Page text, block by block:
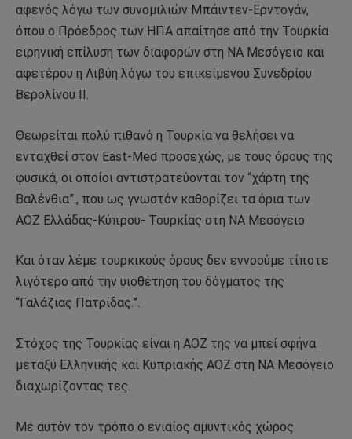
αφενός λόγω των συνομιλιών Μπάιντεν-Ερντογάν,
όπου ο Πρόεδρος των ΗΠΑ απαίτησε από την Τουρκία
ειρηνική επίλυση των διαφορών στη ΝΑ Μεσόγειο και
αφετέρου η Λιβύη λόγω του επικείμενου Συνεδρίου
Βερολίνου ΙΙ.
Θεωρείται πολύ πιθανό η Τουρκία να θελήσει να
ενταχθεί στον East-Med προσεχώς, με τους όρους της
φυσικά, οι οποίοι αντιστρατεύονται τον “χάρτη της
Βαλένθια”., που ως γνωστόν καθορίζει τα όρια των
ΑΟΖ Ελλάδας-Κύπρου- Τουρκίας στη ΝΑ Μεσόγειο.
Και όταν λέμε τουρκικούς όρους δεν εννοούμε τίποτε
λιγότερο από την υιοθέτηση του δόγματος της
“Γαλάζιας Πατρίδας.”.
Στόχος της Τουρκίας είναι η ΑΟΖ της να μπεί σφήνα
μεταξύ Ελληνικής και Κυπριακής ΑΟΖ στη ΝΑ Μεσόγειο
διαχωρίζοντας τες.
Με αυτόν τον τρόπο ο ενιαίος αμυντικός χώρος